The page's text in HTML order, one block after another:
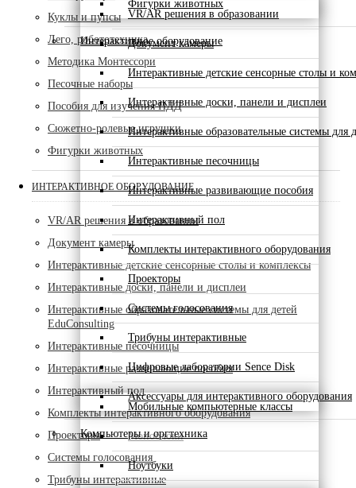
Фигурки животных
Интерактивное оборудование
VR/AR решения в образовании
Документ камеры
Интерактивные детские сенсорные столы и
Интерактивные доски, панели и дисплеи
Интерактивные образовательные системы для
Интерактивные песочницы
Интерактивные развивающие пособия
Интерактивный пол
Комплекты интерактивного оборудования
Проекторы
Системы голосования
Трибуны интерактивные
Цифровые лаборатории Sence Disk
Аксессуары для интерактивного оборудования
Компьютеры и оргтехника
Мобильные компьютерные классы
Моноблоки
Ноутбуки
Куклы и пупсы
Лего, робототехника
Методика Монтессори
Песочные наборы
Пособия для изучения ПДД
Сюжетно-ролевые игрушки
Фигурки животных
ИНТЕРАКТИВНОЕ ОБОРУДОВАНИЕ
VR/AR решения в образовании
Документ камеры
Интерактивные детские сенсорные столы и комплексы
Интерактивные доски, панели и дисплеи
Интерактивные образовательные системы для детей
EduConsulting
Интерактивные песочницы
Интерактивные развивающие пособия
Интерактивный пол
Комплекты интерактивного оборудования
Проекторы
Системы голосования
Трибуны интерактивные